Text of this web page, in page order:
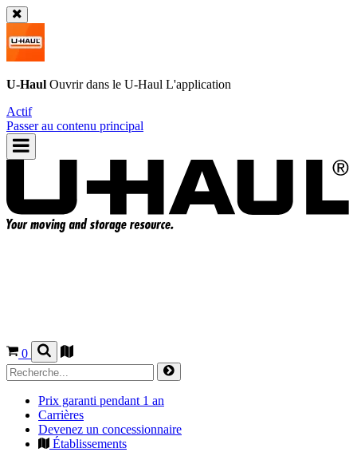
U-Haul Ouvrir dans le U-Haul L'application
Actif
Passer au contenu principal
0
Prix garanti pendant 1 an
Carrières
Devenez un concessionnaire
Établissements